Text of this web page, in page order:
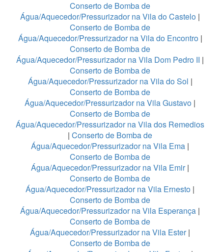
Conserto de Bomba de
Água/Aquecedor/Pressurizador na Vila do Castelo |
Conserto de Bomba de
Água/Aquecedor/Pressurizador na Vila do Encontro|
Conserto de Bomba de
Água/Aquecedor/Pressurizador na Vila Dom Pedro II |
Conserto de Bomba de
Água/Aquecedor/Pressurizador na Vila do Sol |
Conserto de Bomba de
Água/Aquecedor/Pressurizador na Vila Gustavo |
Conserto de Bomba de
Água/Aquecedor/Pressurizador na Vila dos Remedios
| Conserto de Bomba de
Água/Aquecedor/Pressurizador na Vila Ema |
Conserto de Bomba de
Água/Aquecedor/Pressurizador na Vila Emir|
Conserto de Bomba de
Água/Aquecedor/Pressurizador na Vila Ernesto |
Conserto de Bomba de
Água/Aquecedor/Pressurizador na Vila Esperança |
Conserto de Bomba de
Água/Aquecedor/Pressurizador na Vila Ester|
Conserto de Bomba de